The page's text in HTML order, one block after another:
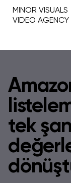
MINOR VISUALS
VIDEO AGENCY
tek